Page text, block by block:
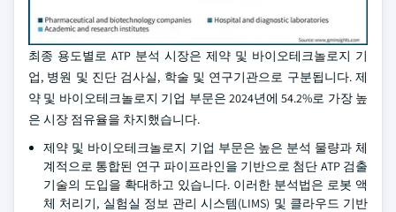
최종 용도별로 ATP 분석 시장은 제약 및 바이오테크놀로지 기
업, 병원 및 진단 검사실, 학술 및 연구기관으로 구분됩니다. 제
약 및 바이오테크놀로지 기업 부문은 2024년에 54.2%로 가장 높
은 시장 점유율을 차지했습니다.
제약 및 바이오테크놀로지 기업 부문은 높은 분석 물량과 체
계적으로 통합된 연구 파이프라인을 기반으로 첨단 ATP 검출
기술의 도입을 확대하고 있습니다. 이러한 분석법은 로봇 액
체 처리기, 실험실 정보 관리 시스템(LIMS) 및 클라우드 기반